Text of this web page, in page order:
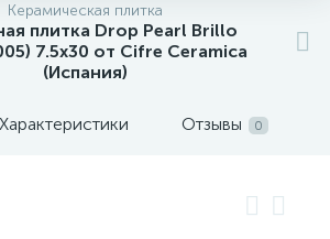
Керамическая плитка
плитка Drop Pearl Brillo
7.5x30 от Cifre Ceramica
(Испания)
Характеристики Отзывы 0